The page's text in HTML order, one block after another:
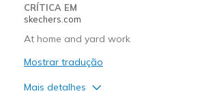
View On Shoes
CRÍTICA EM
skechers.com
At home and yard work
Mostrar tradução
Mais detalhes